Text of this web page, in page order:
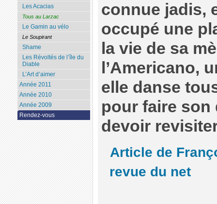
connue jadis,
occupé une
la vie de sa
l’Americano,
elle danse
pour faire son
devoir
Article de
revue du net
Les Acacias
Tous au Larzac
Le Gamin au vélo
Le Soupirant
Shame
Les Révoltés de l’île du
Diable
L’Art d’aimer
Année 2011
Année 2010
Année 2009
Rendez-vous